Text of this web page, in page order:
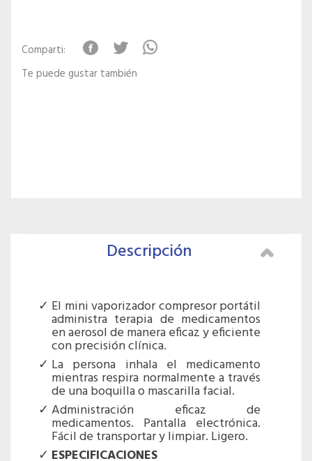
Comparti:
Te puede gustar también
Descripción
El mini vaporizador compresor portátil
administra terapia de medicamentos
en aerosol de manera eficaz y eficiente
con precisión clínica.
La persona inhala el medicamento
mientras respira normalmente a través
de una boquilla o mascarilla facial.
Administración eficaz de
medicamentos. Pantalla electrónica.
Fácil de transportar y limpiar. Ligero.
ESPECIFICACIONES